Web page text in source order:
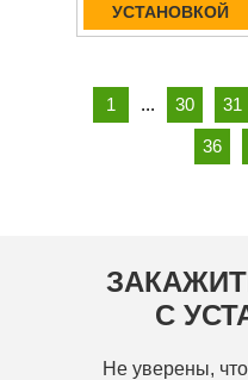
УСТАНОВКОЙ
1 ... 30 31
36
С
Не уверены,